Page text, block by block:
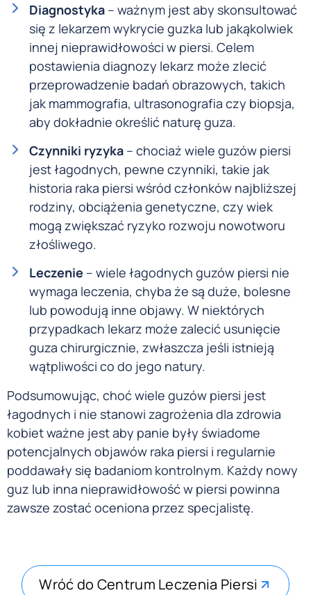
Diagnostyka – ważnym jest aby skonsultować
się z lekarzem wykrycie guzka lub jakąkolwiek
innej nieprawidłowości w piersi. Celem
postawienia diagnozy lekarz może zlecić
przeprowadzenie badań obrazowych, takich
jak mammografia, ultrasonografia czy biopsja,
aby dokładnie określić naturę guza.
Czynniki ryzyka – chociaż wiele guzów piersi
jest łagodnych, pewne czynniki, takie jak
historia raka piersi wśród członków najbliższej
rodziny, obciążenia genetyczne, czy wiek
mogą zwiększać ryzyko rozwoju nowotworu
złośliwego.
Leczenie – wiele łagodnych guzów piersi nie
wymaga leczenia, chyba że są duże, bolesne
lub powodują inne objawy. W niektórych
przypadkach lekarz może zalecić usunięcie
guza chirurgicznie, zwłaszcza jeśli istnieją
wątpliwości co do jego natury.
Podsumowując, choć wiele guzów piersi jest
łagodnych i nie stanowi zagrożenia dla zdrowia
kobiet ważne jest aby panie były świadome
potencjalnych objawów raka piersi i regularnie
poddawały się badaniom kontrolnym. Każdy nowy
guz lub inna nieprawidłowość w piersi powinna
zawsze zostać oceniona przez specjalistę.
Wróć do Centrum Leczenia Piersi